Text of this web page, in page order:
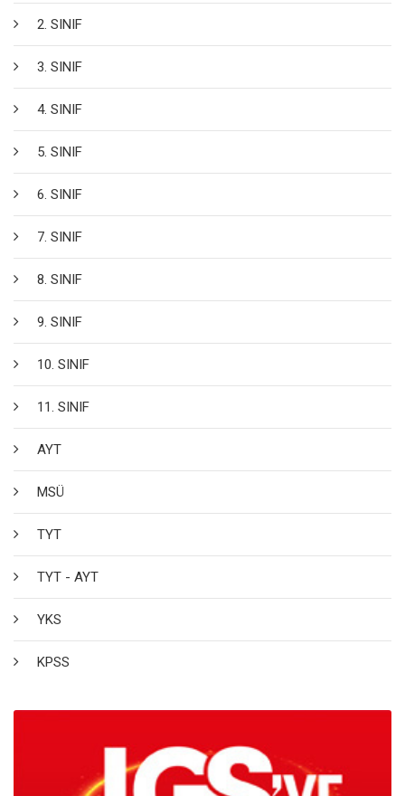
2. SINIF
3. SINIF
4. SINIF
5. SINIF
6. SINIF
7. SINIF
8. SINIF
9. SINIF
10. SINIF
11. SINIF
AYT
MSÜ
TYT
TYT - AYT
YKS
KPSS